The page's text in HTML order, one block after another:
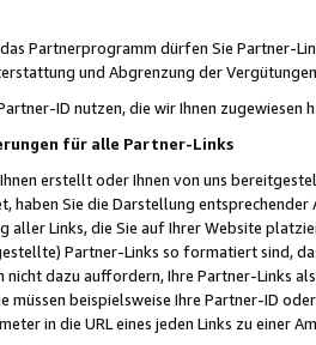
Partnerprogramm dürfen Sie Partner-
und Abgrenzung der
ID nutzen, die wir Ihnen zugewiesen
für alle Partner-Links
erstellt oder Ihnen von uns
haben Sie die Darstellung
aller Links, die Sie auf Ihrer Website
Partner-Links so formatiert sind,
nicht dazu auffordern, Ihre Partner-Links
müssen beispielsweise Ihre Partner-ID
in die URL eines jeden Links zu einer